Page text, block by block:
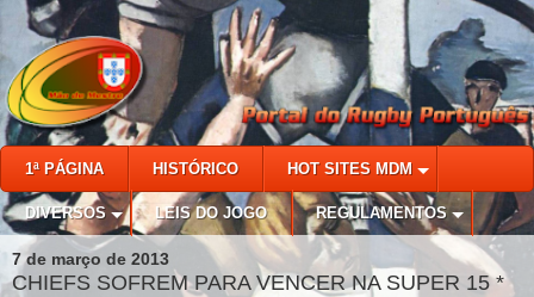
1ª PÁGINA HISTÓRICO HOT SITES MDM
DIVERSOS LEIS DO JOGO REGULAMENTOS
7 de março de 2013
CHIEFS SOFREM PARA VENCER NA SUPER 15 *